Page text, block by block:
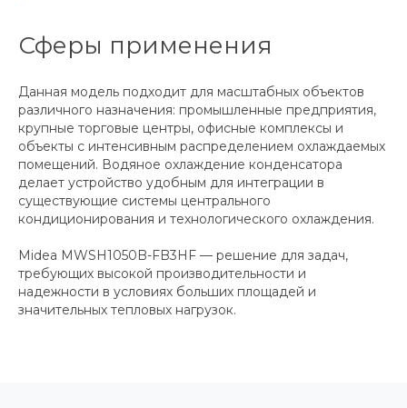
Сферы применения
Данная модель подходит для масштабных объектов
различного назначения: промышленные предприятия,
крупные торговые центры, офисные комплексы и
объекты с интенсивным распределением охлаждаемых
помещений. Водяное охлаждение конденсатора
делает устройство удобным для интеграции в
существующие системы центрального
кондиционирования и технологического охлаждения.
Midea MWSH1050B-FB3HF — решение для задач,
требующих высокой производительности и
надежности в условиях больших площадей и
значительных тепловых нагрузок.